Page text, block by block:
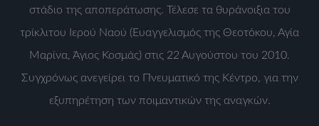
στάδιο της αποπεράτωσης. Τέλεσε τα θυράνοιξια του
τρίκλιτου Ιερού Ναού (Ευαγγελισμός της Θεοτόκου, Αγία
Μαρίνα, Άγιος Κοσμάς) στις 22 Αυγούστου του 2010.
Συγχρόνως ανεγείρει το Πνευματικό της Κέντρο, για την
εξυπηρέτηση των ποιμαντικών της αναγκών.